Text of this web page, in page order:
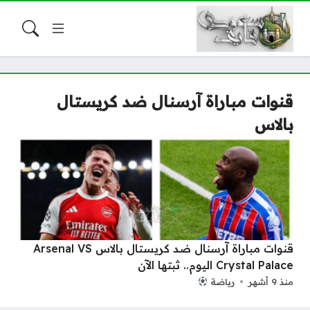
قنوات مباراة آرسنال ضد كريستال
بالاس
قنوات مباراة آرسنال ضد كريستال بالاس Arsenal VS
Crystal Palace اليوم.. ثبتها الآن
منذ 9 أشهر رياضة